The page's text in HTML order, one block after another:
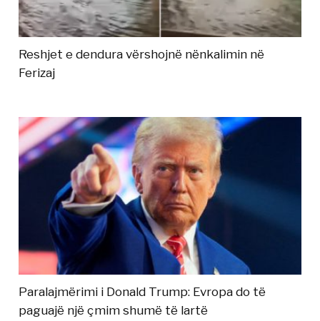
Reshjet e dendura vërshojnë nënkalimin në
Ferizaj
Paralajmërimi i Donald Trump: Evropa do të
paguajë një çmim shumë të lartë